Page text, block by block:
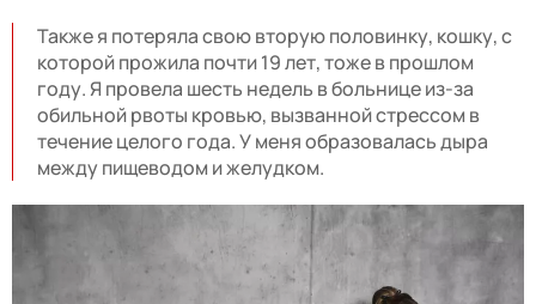
Также я потеряла свою вторую половинку, кошку, с
которой прожила почти 19 лет, тоже в прошлом
году. Я провела шесть недель в больнице из-за
обильной рвоты кровью, вызванной стрессом в
течение целого года. У меня образовалась дыра
между пищеводом и желудком.